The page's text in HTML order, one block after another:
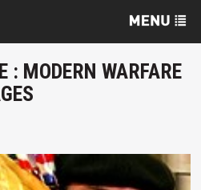
: MODERN WARFARE